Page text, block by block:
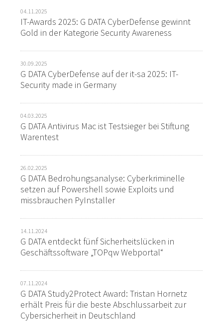
04.11.2025
IT-Awards 2025: G DATA CyberDefense gewinnt
Gold in der Kategorie Security Awareness
30.09.2025
G DATA CyberDefense auf der it-sa 2025: IT-
Security made in Germany
04.03.2025
G DATA Antivirus Mac ist Testsieger bei Stiftung
Warentest
26.02.2025
G DATA Bedrohungsanalyse: Cyberkriminelle
setzen auf Powershell sowie Exploits und
missbrauchen PyInstaller
14.11.2024
G DATA entdeckt fünf Sicherheitslücken in
Geschäftssoftware „TOPqw Webportal“
07.11.2024
G DATA Study2Protect Award: Tristan Hornetz
erhält Preis für die beste Abschlussarbeit zur
Cybersicherheit in Deutschland